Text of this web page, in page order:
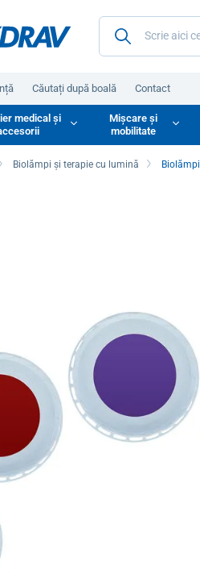
Căutați după boală Contact
medical și
Mișcare și
mobilitate
Biolămpi și terapie cu lumină Biolămpi